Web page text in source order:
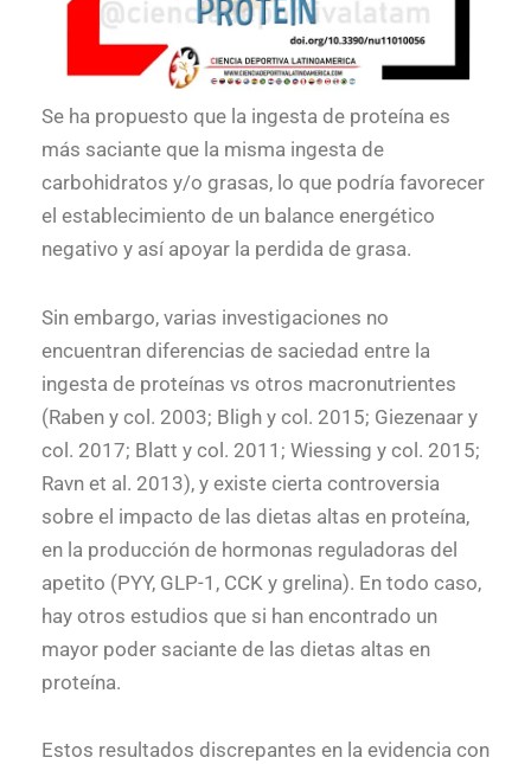
Se ha propuesto que la ingesta de proteína es
más saciante que la misma ingesta de
carbohidratos y/o grasas, lo que podría favorecer
el establecimiento de un balance energético
negativo y así apoyar la perdida de grasa.
Sin embargo, varias investigaciones no
encuentran diferencias de saciedad entre la
ingesta de proteínas vs otros macronutrientes
(Raben y col. 2003; Bligh y col. 2015; Giezenaar y
col. 2017; Blatt y col. 2011; Wiessing y col. 2015;
Ravn et al. 2013), y existe cierta controversia
sobre el impacto de las dietas altas en proteína,
en la producción de hormonas reguladoras del
apetito (PYY, GLP-1, CCK y grelina). En todo caso,
hay otros estudios que si han encontrado un
mayor poder saciante de las dietas altas en
proteína.
Estos resultados discrepantes en la evidencia con